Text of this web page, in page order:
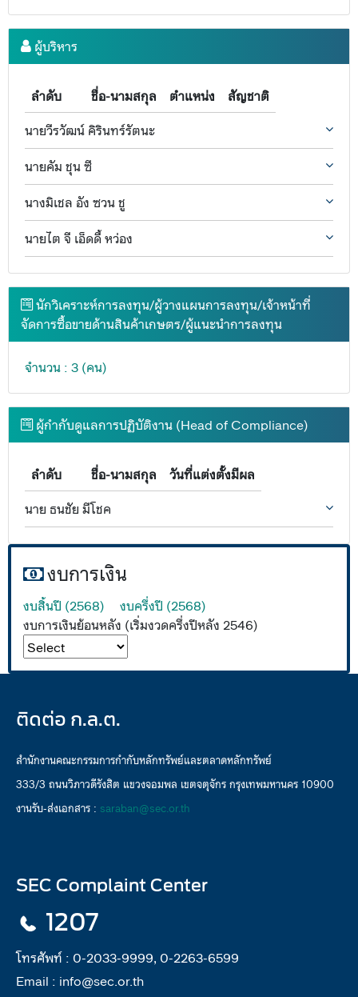
ผู้บริหาร
ลำดับ ชื่อ-นามสกุล ตำแหน่ง
สัญชาติ
นายวีรวัฒน์ คิรินทร์รัตนะ
นายคัม ชุน ซี
นางมิเชล อัง ซวน ชู
นายไต จี เอ็ดดี้ หว่อง
นักวิเคราะห์การลงทุน/ผู้วางแผนการลงทุน/เจ้าหน้าที่
จัดการซื้อขายด้านสินค้าเกษตร/ผู้แนะนำการลงทุน
จำนวน : 3 (คน)
ผู้กำกับดูแลการปฏิบัติงาน (Head of Compliance)
ลำดับ ชื่อ-นามสกุล
วันที่แต่งตั้งมีผล
นาย ธนชัย มีโชค
งบการเงิน
งบสิ้นปี (2568)
งบครึ่งปี (2568)
งบการเงินย้อนหลัง (เริ่มงวดครึ่งปีหลัง 2546)
ติดต่อ ก.ล.ต.
สำนักงานคณะกรรมการกำกับหลักทรัพย์และตลาดหลักทรัพย์
333/3 ถนนวิภาวดีรังสิต แขวงจอมพล เขตจตุจักร กรุงเทพมหานคร 10900
งานรับ-ส่งเอกสาร : saraban@sec.or.th
SEC Complaint Center
1207
โทรศัพท์ : 0-2033-9999, 0-2263-6599
Email : info@sec.or.th